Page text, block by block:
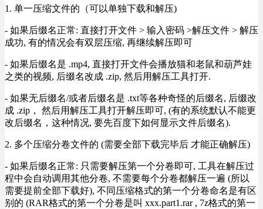
1. 单一压缩文件的（可以单独下载和解压)
- 如果后缀名正常: 直接打开文件 > 输入密码 >解压文件 > 解压
成功, 有的情况会有双层压缩, 再继续解压即可
- 如果后缀名是 .mp4, 直接打开文件会播放猫和老鼠和葫芦娃
之类的视频, 后缀名改成 .zip, 然后用解压工具打开.
- 如果无后缀名/或者后缀名是 .txt等各种奇怪的后缀名, 后缀改
成 .zip， 然后用解压工具打开解压即可, (有的系统默认不能更
改后缀名，这种情况, 要先百度下如何显示文件后缀名).
2. 多个压缩分卷文件的 (需要全部下载完毕后 才能正确解压)
- 如果后缀名正常: 只需要解压第一个分卷即可, 工具在解压过
程中会自动调用其他分卷, 不需要每个分卷都解压一遍 (所以
需要提前全部下载好), 不同压缩格式的第一个分卷命名是有区
别的 (RAR格式的第一个分卷是叫 xxx.part1.rar , 7z格式的第一